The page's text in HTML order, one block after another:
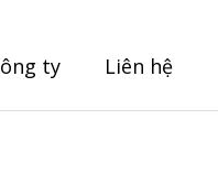
ty Liên hệ